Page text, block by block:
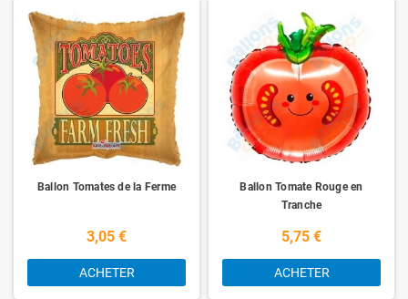
Ballon Tomates de la Ferme
3,05 €
ACHETER
Ballon Tomate Rouge en
Tranche
5,75 €
ACHETER